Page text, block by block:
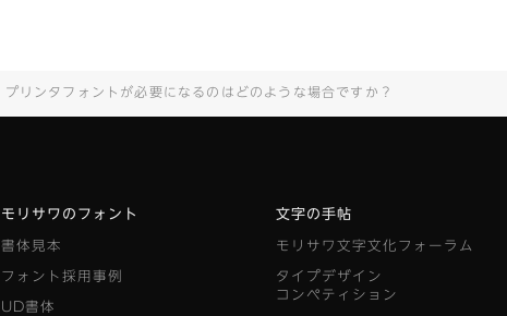
プリンタフォントが必要になるのはどのような場合ですか？
モリサワのフォント
書体見本
フォント採用事例
UD書体
文字の手帖
モリサワ文字文化フォーラム
タイプデザイン
コンペティション